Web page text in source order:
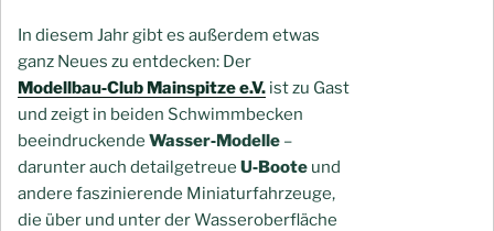
In diesem Jahr gibt es außerdem etwas
ganz Neues zu entdecken: Der
Modellbau‑Club Mainspitze e.V. ist zu Gast
und zeigt in beiden Schwimmbecken
beeindruckende Wasser‑Modelle –
darunter auch detailgetreue U‑Boote und
andere faszinierende Miniaturfahrzeuge,
die über und unter der Wasseroberfläche